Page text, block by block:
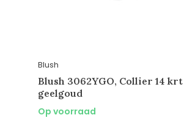
Blush
Blush 3062YGO, Collier 14 krt
geelgoud
Op voorraad